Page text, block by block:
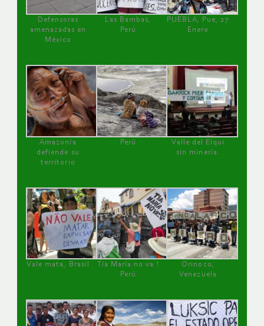
Defensoras
amenazadas en
México
Las Bambas,
Perú
PUEBLA, Pue, 27
Enero
Amazonía
defiende su
territorio
Perú
Valle del Elqui
sin minería.
Vale mata, Brasil
Tía María no va !
Perú
Orinoco,
Venezuela